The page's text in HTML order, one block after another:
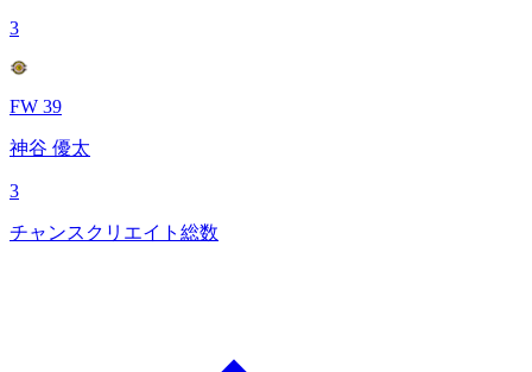
3
FW 39
神谷 優太
3
チャンスクリエイト総数